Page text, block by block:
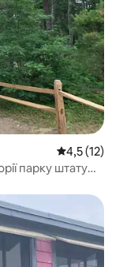
Середня
4,5 (12)
парку штату